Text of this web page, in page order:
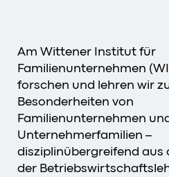
Am Wittener Institut für
Familienunternehmen
forschen und lehren wir
Besonderheiten von
Familienunternehmen
Unternehmerfamilien –
disziplinübergreifend aus
der